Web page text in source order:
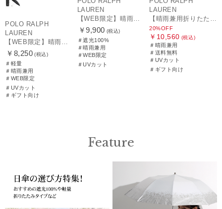
POLO RALPH
LAUREN
￥8,250 (税込)
＃軽量
＃晴雨兼用
＃WEB限定
＃UVカット
＃ギフト向け
LAUREN
￥9,900 (税込)
＃遮光100%
＃晴雨兼用
＃WEB限定
＃UVカット
LAUREN
20%OFF
￥10,560 (税込)
＃晴雨兼用
＃送料無料
＃UVカット
＃ギフト向け
Feature